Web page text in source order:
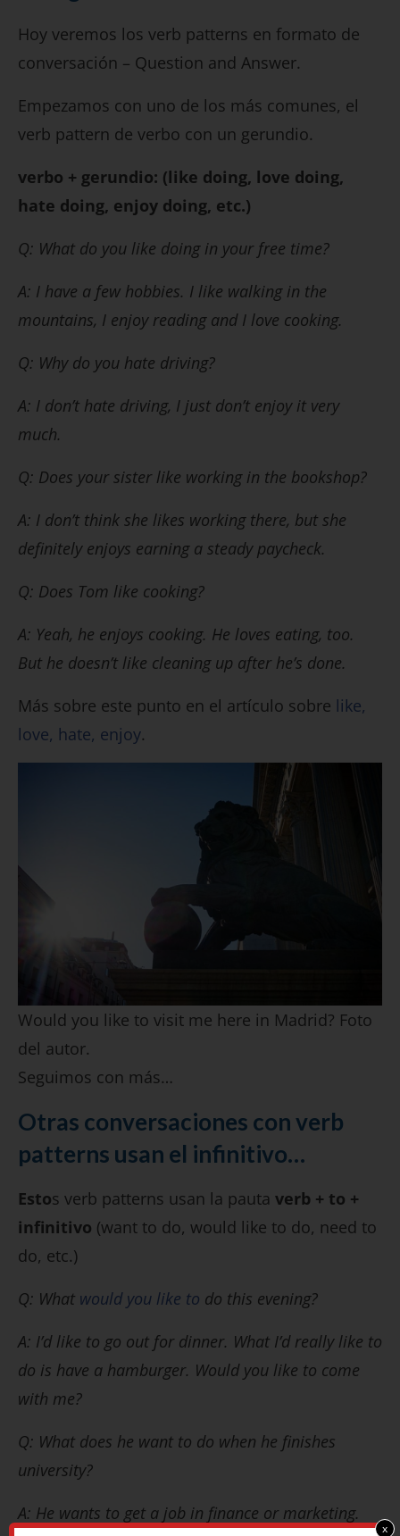
Hoy veremos los verb patterns en formato de
conversación – Question and Answer.
Empezamos con uno de los más comunes, el
verb pattern de verbo con un gerundio.
verbo + gerundio: (like doing, love doing,
hate doing, enjoy doing, etc.)
Q: What do you like doing in your free time?
A: I have a few hobbies. I like walking in the
mountains, I enjoy reading and I love cooking.
Q: Why do you hate driving?
A: I don’t hate driving, I just don’t enjoy it very
much.
Q: Does your sister like working in the bookshop?
A: I don’t think she likes working there, but she
definitely enjoys earning a steady paycheck.
Q: Does Tom like cooking?
A: Yeah, he enjoys cooking. He loves eating, too.
But he doesn’t like cleaning up after he’s done.
Más sobre este punto en el artículo sobre like,
love, hate, enjoy.
Would you like to visit me here in Madrid? Foto
del autor.
Seguimos con más…
Otras conversaciones con verb
patterns usan el infinitivo…
Estos verb patterns usan la pauta verb + to +
infinitivo (want to do, would like to do, need to
do, etc.)
Q: What would you like to do this evening?
A: I’d like to go out for dinner. What I’d really like to
do is have a hamburger. Would you like to come
with me?
Q: What does he want to do when he finishes
university?
A: He wants to get a job in finance or marketing.
x